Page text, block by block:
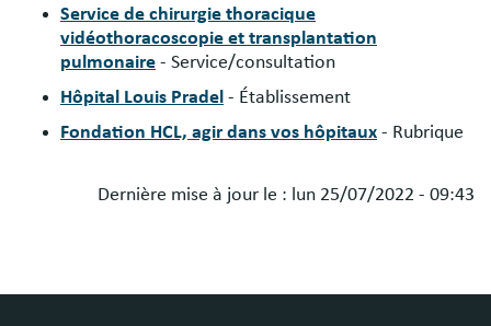
Service de chirurgie thoracique
vidéothoracoscopie et transplantation
pulmonaire - Service/consultation
Hôpital Louis Pradel - Établissement
Fondation HCL, agir dans vos hôpitaux - Rubrique
Dernière mise à jour le : lun 25/07/2022 - 09:43